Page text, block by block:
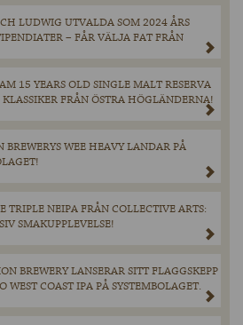
LUDWIG UTVALDA SOM 2024 ÅRS
– FÅR VÄLJA FAT FRÅN
15 YEARS OLD SINGLE MALT RESERVA
FRÅN ÖSTRA HÖGLÄNDERNA!
BREWERYS WEE HEAVY LANDAR PÅ
TRIPLE NEIPA FRÅN COLLECTIVE ARTS:
SMAKUPPLEVELSE!
BREWERY LANSERAR SITT FLAGGSKEPP
WEST COAST IPA PÅ SYSTEMBOLAGET.